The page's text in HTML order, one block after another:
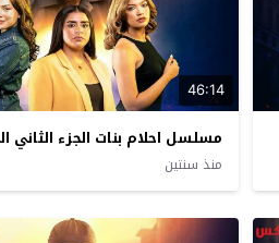
46:14
مسلسل احلام بنات الجزء الثاني
منذ سنتين